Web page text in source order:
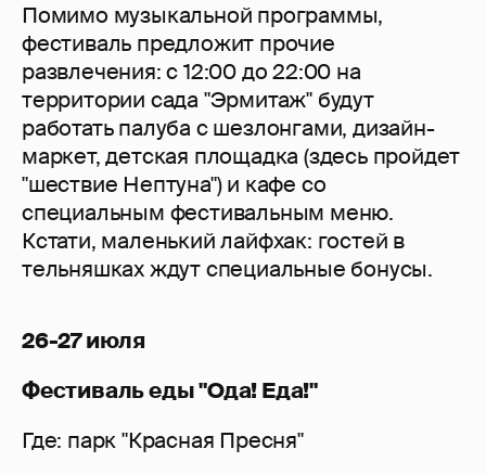
Помимо музыкальной программы,
фестиваль предложит прочие
развлечения: с 12:00 до 22:00 на
территории сада "Эрмитаж" будут
работать палуба с шезлонгами, дизайн-
маркет, детская площадка (здесь пройдет
"шествие Нептуна") и кафе со
специальным фестивальным меню.
Кстати, маленький лайфхак: гостей в
тельняшках ждут специальные бонусы.
26-27 июля
Фестиваль еды "Ода! Еда!"
Где: парк "Красная Пресня"